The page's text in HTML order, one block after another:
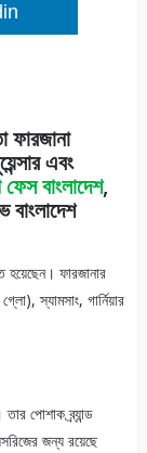
ফারজানা
এবং
বাংলাদেশ,
বাংলাদেশ
হয়েছেন। ফারজানার
স্যামসাং, গার্নিয়ার
পোশাক ব্র্যান্ড
জন্য রয়েছে